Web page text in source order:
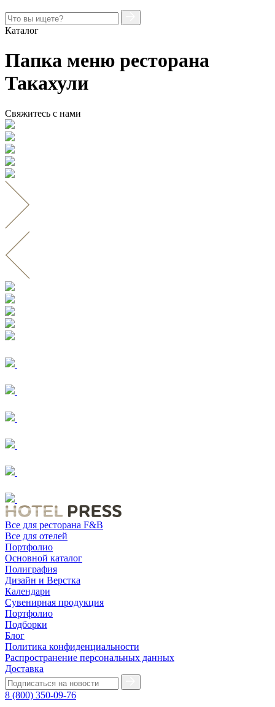
Каталог
Папка меню ресторана
Такахули
Свяжитесь с нами
Все для ресторана F&B
Все для отелей
Портфолио
Основной каталог
Полиграфия
Дизайн и Верстка
Календари
Сувенирная продукция
Портфолио
Подборки
Блог
Политика конфиденциальности
Распространение персональных данных
Доставка
8 (800) 350-09-76